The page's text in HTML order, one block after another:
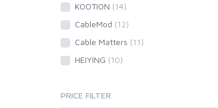
KOOTION (14)
CableMod (12)
Cable Matters (11)
HEIYING (10)
PRICE FILTER